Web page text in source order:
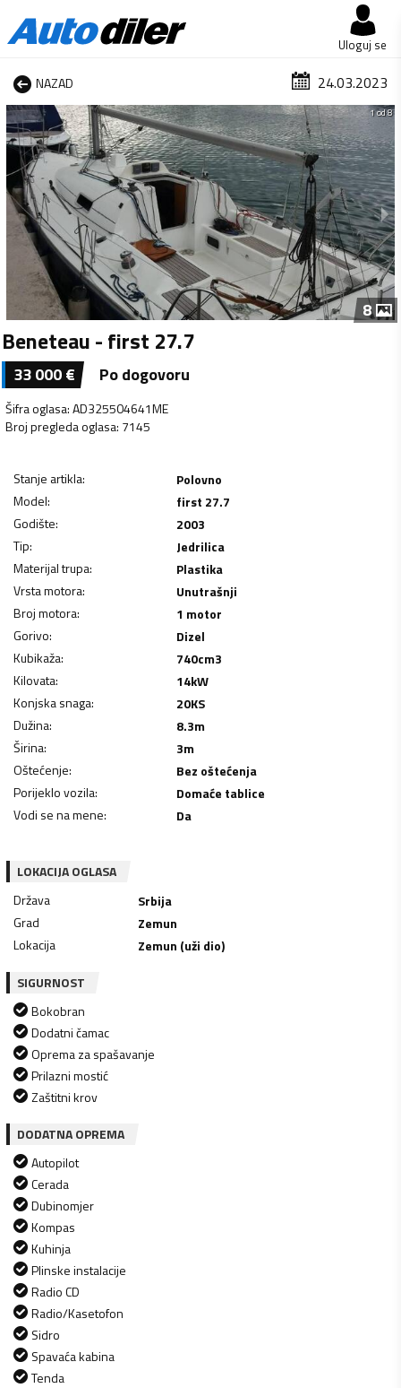
Uloguj se
NAZAD 24.03.2023
1 od 8
8
Beneteau - first 27.7
33 000€ Po dogovoru
Šifra oglasa:AD325504641ME
Broj pregleda oglasa: 7145
Stanje artikla:
Polovno
Model:
first 27.7
Godište:
2003
Tip:
Jedrilica
Materijal trupa:
Plastika
Vrsta motora:
Unutrašnji
Broj motora:
1 motor
Gorivo:
Dizel
Kubikaža: 740cm3
Kilovata: 14kW
Konjska snaga: 20KS
Dužina: 8.3m
Širina: 3m
Oštećenje:
Bez oštećenja
Porijeklo vozila:
Domaće tablice
Vodi se na mene: Da
LOKACIJA OGLASA
Država
Srbija
Grad
Zemun
Lokacija
Zemun (uži dio)
SIGURNOST
Bokobran
Dodatni čamac
Oprema za spašavanje
Prilazni mostić
Zaštitni krov
DODATNA OPREMA
Autopilot
Cerada
Dubinomjer
Kompas
Kuhinja
Plinske instalacije
Radio CD
Radio/Kasetofon
Sidro
Spavaća kabina
Tenda